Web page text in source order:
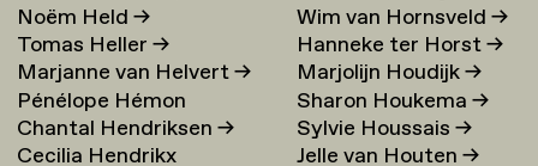
Noëm Held→
Tomas Heller→
Marjanne van Helvert→
Pénélope Hémon
Chantal Hendriksen→
Cecilia Hendrikx
Wim van Hornsveld→
Hanneke ter Horst→
Marjolijn Houdijk→
Sharon Houkema→
Sylvie Houssais→
Jelle van Houten→